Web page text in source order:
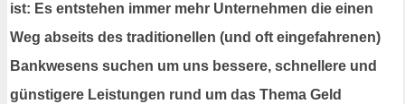
ist: Es entstehen immer mehr Unternehmen die einen
Weg abseits des traditionellen (und oft eingefahrenen)
Bankwesens suchen um uns bessere, schnellere und
günstigere Leistungen rund um das Thema Geld